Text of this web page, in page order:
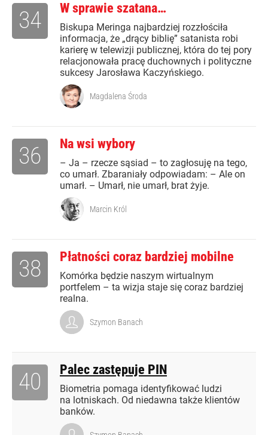
W sprawie szatana…
Biskupa Meringa najbardziej rozzłościła
informacja, że „drący biblię” satanista robi
karierę w telewizji publicznej, która do tej pory
relacjonowała pracę duchownych i polityczne
sukcesy Jarosława Kaczyńskiego.
34
Magdalena Środa
Na wsi wybory
– Ja – rzecze sąsiad – to zagłosuję na tego,
co umarł. Zbaraniały odpowiadam: – Ale on
umarł. – Umarł, nie umarł, brat żyje.
36
Marcin Król
Płatności coraz bardziej mobilne
Komórka będzie naszym wirtualnym
portfelem – ta wizja staje się coraz bardziej
realna.
38
Szymon Banach
Palec zastępuje PIN
Biometria pomaga identyfikować ludzi
na lotniskach. Od niedawna także klientów
banków.
40